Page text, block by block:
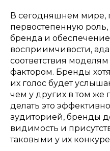
В сегодняшнем мире,
первостепенную
бренда и
восприимчивости,
соответствия
фактором. Бренды
их голос будет
чем у других в том же
делать это
аудиторией, бренды
видимость и
таковыми у их